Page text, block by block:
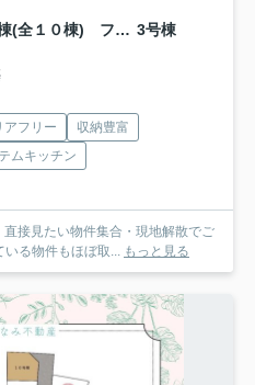
【新築】高崎市江木町 ３号棟(全１０棟) フェリディアガーデン 新築建売分譲 3号棟
アフリー
収納豊富
ムキッチン
直接見たい物件集合・現地解散でご
る物件もほぼ取... もっと見る